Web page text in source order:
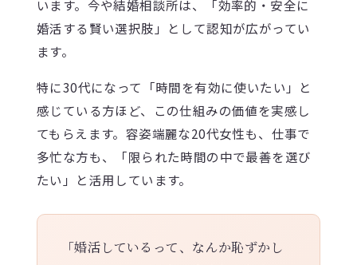
います。今や結婚相談所は、「効率的・安全に
婚活する賢い選択肢」として認知が広がってい
ます。
特に30代になって「時間を有効に使いたい」と
感じている方ほど、この仕組みの価値を実感し
てもらえます。容姿端麗な20代女性も、仕事で
多忙な方も、「限られた時間の中で最善を選び
たい」と活用しています。
「婚活しているって、なんか恥ずかし